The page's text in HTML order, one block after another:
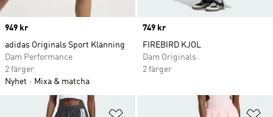
Price
949 kr
adidas Originals Sport Klänning
Dam Performance
2 färger
Nyhet
Mixa & matcha
Price
749 kr
FIREBIRD KJOL
Dam Originals
2 färger
Lägg till på önskelistan